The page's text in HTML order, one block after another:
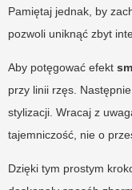
Pamiętaj jednak, by
pozwoli uniknąć zbyt
Aby potęgować efekt
przy linii rzęs.
stylizacji. Wracaj z
tajemniczość, nie o
Dzięki tym prostym